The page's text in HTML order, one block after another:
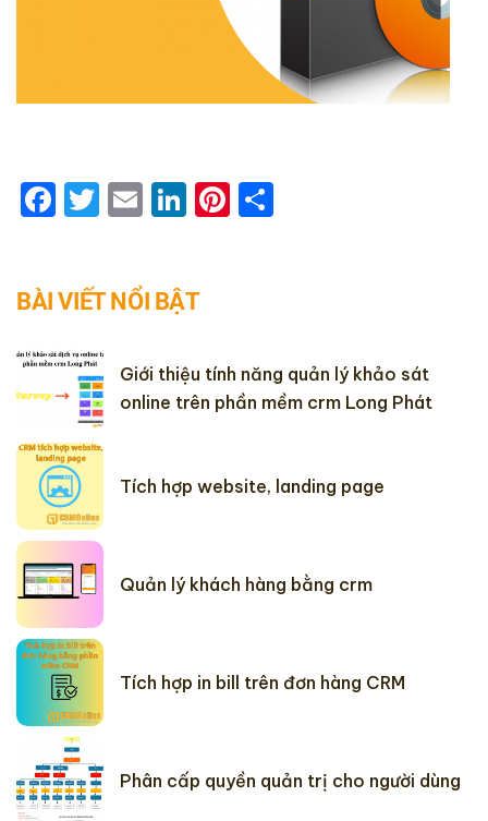
Facebook
Twitter
EmailLinkedIn
Pinterest
BÀI VIẾT NỔI BẬT
Giới thiệu tính năng quản lý khảo sát
online trên phần mềm crm Long Phát
Tích hợp website, landing page
Quản lý khách hàng bằng crm
Tích hợp in bill trên đơn hàng CRM
Phân cấp quyền quản trị cho người dùng